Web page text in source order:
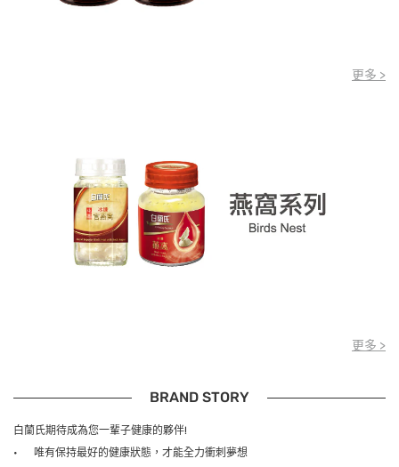
更多 >
更多 >
BRAND STORY
白蘭氏期待成為您一輩子健康的夥伴!
•
唯有保持最好的健康狀態，才能全力衝刺夢想